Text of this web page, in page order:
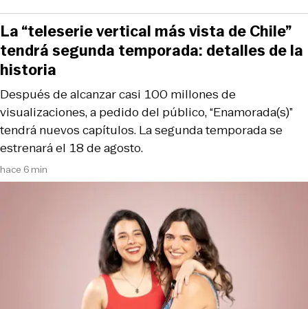
hace 6 min
Después de alcanzar casi 100 millones de
visualizaciones, a pedido del público, “Enamorada(s)”
tendrá nuevos capítulos. La segunda temporada se
estrenará el 18 de agosto.
La “teleserie vertical más vista de Chile”
tendrá segunda temporada: detalles de la
historia